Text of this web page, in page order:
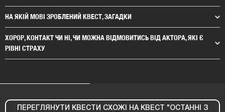
НА ЯКІЙ МОВІ ЗРОБЛЕНИЙ КВЕСТ, ЗАГАДКИ
ХОРОР, КОНТАКТ ЧИ НІ, ЧИ МОЖНА ВІДМОВИТИСЬ ВІД АКТОРА, ЯКІ Є
РІВНІ СТРАХУ
ПЕРЕГЛЯНУТИ КВЕСТИ СХОЖІ НА КВЕСТ "ОСТАННІ З